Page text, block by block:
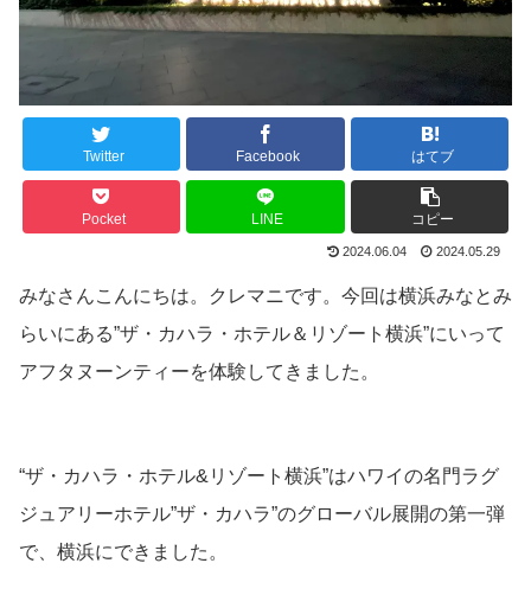
Twitter Facebook はてブ
Pocket LINE コピー
2024.06.04 2024.05.29
みなさんこんにちは。クレマニです。今回は横浜みなとみ
らいにある”ザ・カハラ・ホテル＆リゾート横浜”にいって
アフタヌーンティーを体験してきました。
“ザ・カハラ・ホテル&リゾート横浜”はハワイの名門ラグ
ジュアリーホテル”ザ・カハラ”のグローバル展開の第一弾
で、横浜にできました。